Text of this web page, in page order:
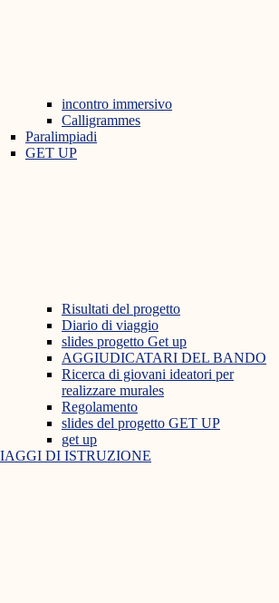
incontro immersivo
Calligrammes
Paralimpiadi
GET UP
Risultati del progetto
Diario di viaggio
slides progetto Get up
AGGIUDICATARI DEL BANDO
Ricerca di giovani ideatori per
realizzare murales
Regolamento
slides del progetto GET UP
get up
DI ISTRUZIONE